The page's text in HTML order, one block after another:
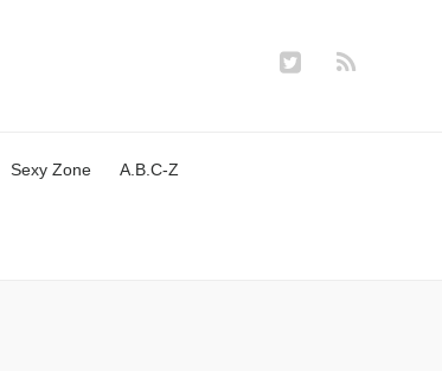
Sexy Zone A.B.C-Z